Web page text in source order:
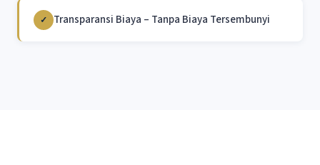
✓ Transparansi Biaya – Tanpa Biaya Tersembunyi